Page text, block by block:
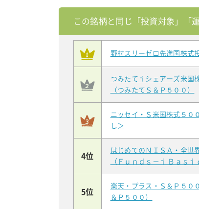
この銘柄と同じ「投資対象」「
野村スリーゼロ先進国株式
つみたてｉシェアーズ米国
（つみたてＳ＆Ｐ５００）
ニッセイ・Ｓ米国株式５０
し＞
4位
はじめてのＮＩＳＡ・全世
（Ｆｕｎｄｓ－ｉ Ｂａｓ
5位
楽天・プラス・Ｓ＆Ｐ５０
＆Ｐ５００）